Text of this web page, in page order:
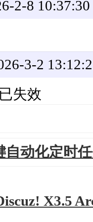
2-8 10:37:30
3-2
失效
自动化定时
X3.5